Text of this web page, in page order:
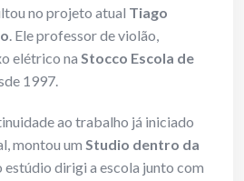
no projeto atual Tiago
. Ele professor de violão,
elétrico na Stocco Escola de
1997.
ao trabalho já iniciado
montou um Studio dentro da
estúdio dirigi a escola junto com